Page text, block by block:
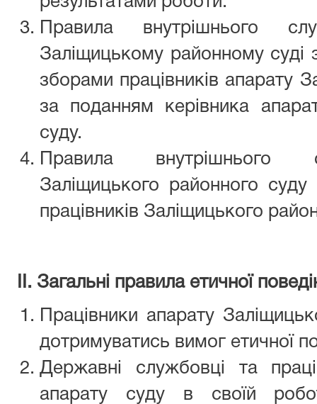
Правила внутрішнього
Заліщицькому районному суді
зборами працівників апарату
за поданням керівника
суду.
Правила внутрішнього
Заліщицького районного
працівників Заліщицького
ІІ. Загальні правила етичної
Працівники апарату
дотримуватись вимог етичної
Державні службовці та
апарату суду в своїй